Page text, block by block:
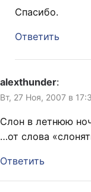
Спасибо.
Ответить
alexthunder:
Вт, 27 Ноя, 2007 в
Слон в летнюю
…от слова
Ответить